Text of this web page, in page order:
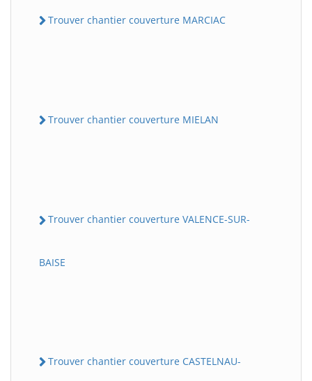
Trouver chantier couverture MARCIAC
Trouver chantier couverture MIELAN
Trouver chantier couverture VALENCE-SUR-
BAISE
Trouver chantier couverture CASTELNAU-